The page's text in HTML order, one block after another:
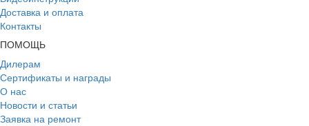
Доставка и оплата
Контакты
ПОМОЩЬ
Дилерам
Сертификаты и награды
О нас
Новости и статьи
Заявка на ремонт